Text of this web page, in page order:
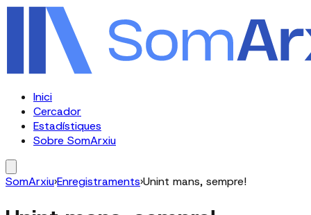
Inici
Cercador
Estadístiques
Sobre SomArxiu
SomArxiu›Enregistraments›Unint mans, sempre!